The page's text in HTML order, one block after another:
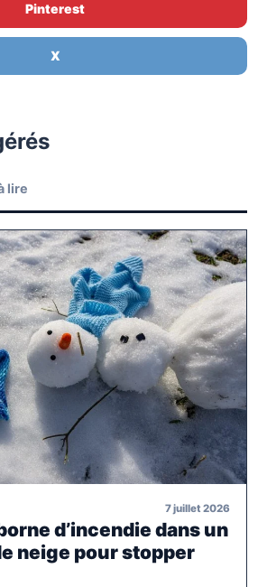
Pinterest
X
lire
7 juillet 2026
d’incendie dans un
neige pour stopper